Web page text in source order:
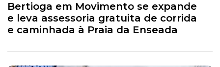
Bertioga em Movimento se expande
e leva assessoria gratuita de corrida
e caminhada à Praia da Enseada